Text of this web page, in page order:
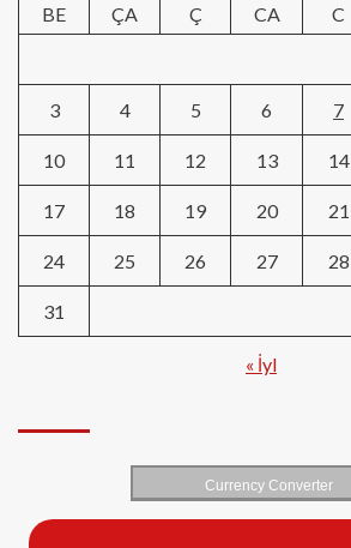
BE
ÇA Ç CA C
3 4 5 6 7
10 11 12 13 14
17 18 19 20 21
24 25 26 27 28
31
« İyl
Currency Converter